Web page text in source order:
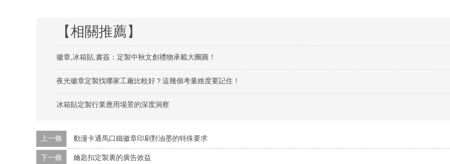
【相關推薦】
徽章,冰箱貼,書簽：定製中秋文創禮物承載大團圓！
夜光徽章定製找哪家工廠比較好？這幾個考量維度要記住！
冰箱貼定製行業應用場景的深度洞察
上一條 動漫卡通馬口鐵徽章印刷對油墨的特殊要求
下一條 鑰匙扣定製裏的廣告效益